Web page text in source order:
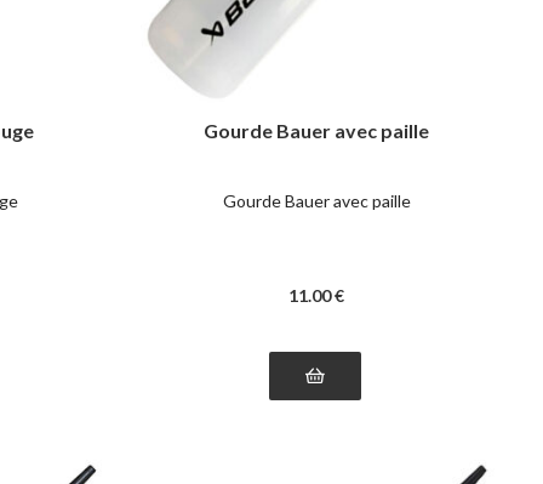
Gourde Bauer avec paille
Gourde Bauer avec paille
11.00€